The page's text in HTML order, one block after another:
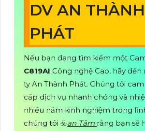
DV AN THÀNH
PHÁT
Nếu bạn đang tìm kiếm một
C819AI Công nghệ Cao, hãy đến
ty An Thành Phát. Chúng tôi
cấp dịch vụ nhanh chóng và
nhiều năm kinh nghiệm trong
chúng tôi ☣️an Tâm rằng bạn sẽ